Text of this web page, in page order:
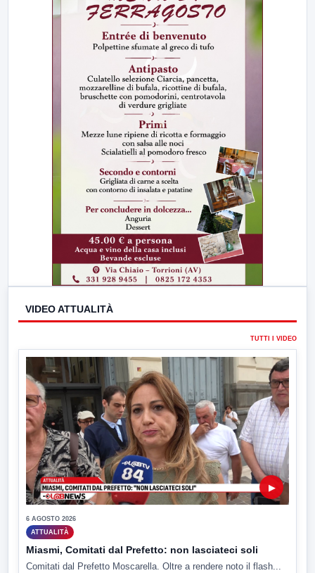
VIDEO ATTUALITÀ
TUTTI I VIDEO
▶
6 AGOSTO 2026
ATTUALITÀ
Miasmi, Comitati dal Prefetto: non lasciateci soli
Comitati dal Prefetto Moscarella. Oltre a rendere noto il flash...